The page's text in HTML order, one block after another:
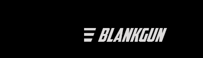
Navigation
Zum
Inhalt